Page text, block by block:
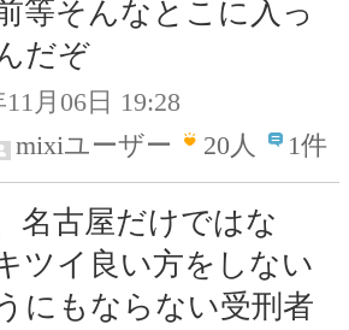
等そんなとこに入っ
だぞ
11月06日 19:28
mixiユーザー
20人 1件
名古屋だけではな
ツイ良い方をしない
にもならない受刑者